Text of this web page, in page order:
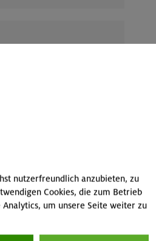
nutzerfreundlich anzubieten, zu
Cookies, die zum Betrieb
um unsere Seite weiter zu